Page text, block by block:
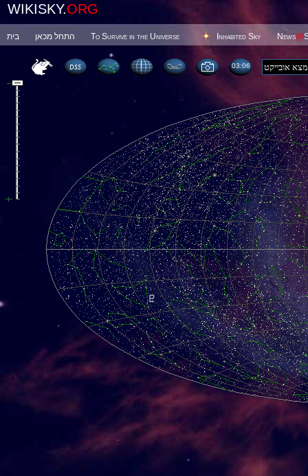
WIKISKY.ORG
בית התחל מכאן To Survive in the Universe Inhabited Sky News@
03 06